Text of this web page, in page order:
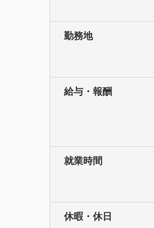
勤務地
給与・報酬
就業時間
休暇・休日